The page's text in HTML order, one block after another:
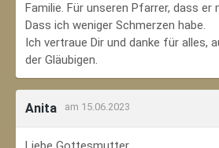
Familie. Für unseren Pfarrer, dass er
Dass ich weniger Schmerzen habe.
Ich vertraue Dir und danke für alles,
der Gläubigen.
Anita am 15.06.2023